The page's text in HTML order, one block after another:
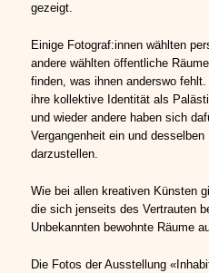
gezeigt.
Einige Fotograf:innen wählten
andere wählten öffentliche
finden, was ihnen anderswo
ihre kollektive Identität als
und wieder andere haben sich
Vergangenheit ein und
darzustellen.
Wie bei allen kreativen Künsten
die sich jenseits des Vertrauten
Unbekannten bewohnte Räume
Die Fotos der Ausstellung